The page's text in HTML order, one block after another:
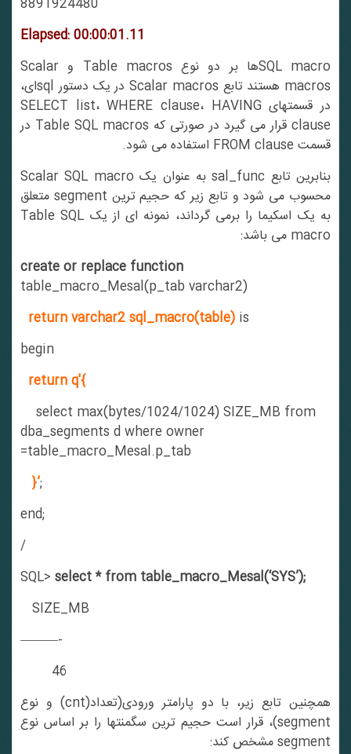
8891924480
Elapsed: 00:00:01.11
SQL macroها بر دو نوع Table macros و Scalar
macros هستند تابع Scalar macros در یک دستور sqlای،
در قسمتهای SELECT list، WHERE clause، HAVING
clause قرار می گیرد در صورتی که Table SQL macros در
قسمت FROM clause استفاده می شود.
بنابرین تابع sal_func به عنوان یک Scalar SQL macro
محسوب می شود و تابع زیر که حجیم ترین segment متعلق
به یک اسکیما را برمی گرداند، نمونه ای از یک Table SQL
macro می باشد:
create or replace function
table_macro_Mesal(p_tab varchar2)
return varchar2 sql_macro(table)
begin
return q'{
select max(bytes/1024/1024) SIZE_MB from
dba_segments d where owner
=table_macro_Mesal.p_tab
end;
SQL>select * from table_macro_Mesal(‘SYS’);
SIZE_MB
———-
46
همچنین تابع زیر، با دو پارامتر ورودی(تعداد(cnt) و نوع
segment)، قرار است حجیم ترین سگمنتها را بر اساس نوع
segment مشخص کند: